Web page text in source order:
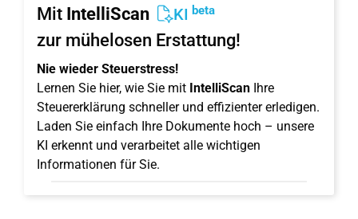
Mit IntelliScan KI beta
zur mühelosen Erstattung!
Nie wieder Steuerstress!
Lernen Sie hier, wie Sie mit IntelliScan Ihre
Steuererklärung schneller und effizienter erledigen.
Laden Sie einfach Ihre Dokumente hoch – unsere
KI erkennt und verarbeitet alle wichtigen
Informationen für Sie.